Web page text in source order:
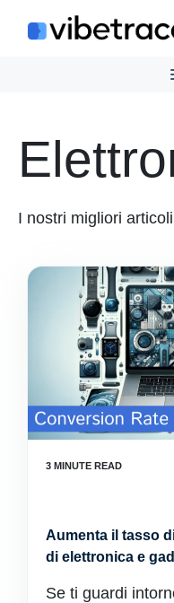
I nostri migliori
Aumenta il tasso
di elettronica e
Se ti guardi